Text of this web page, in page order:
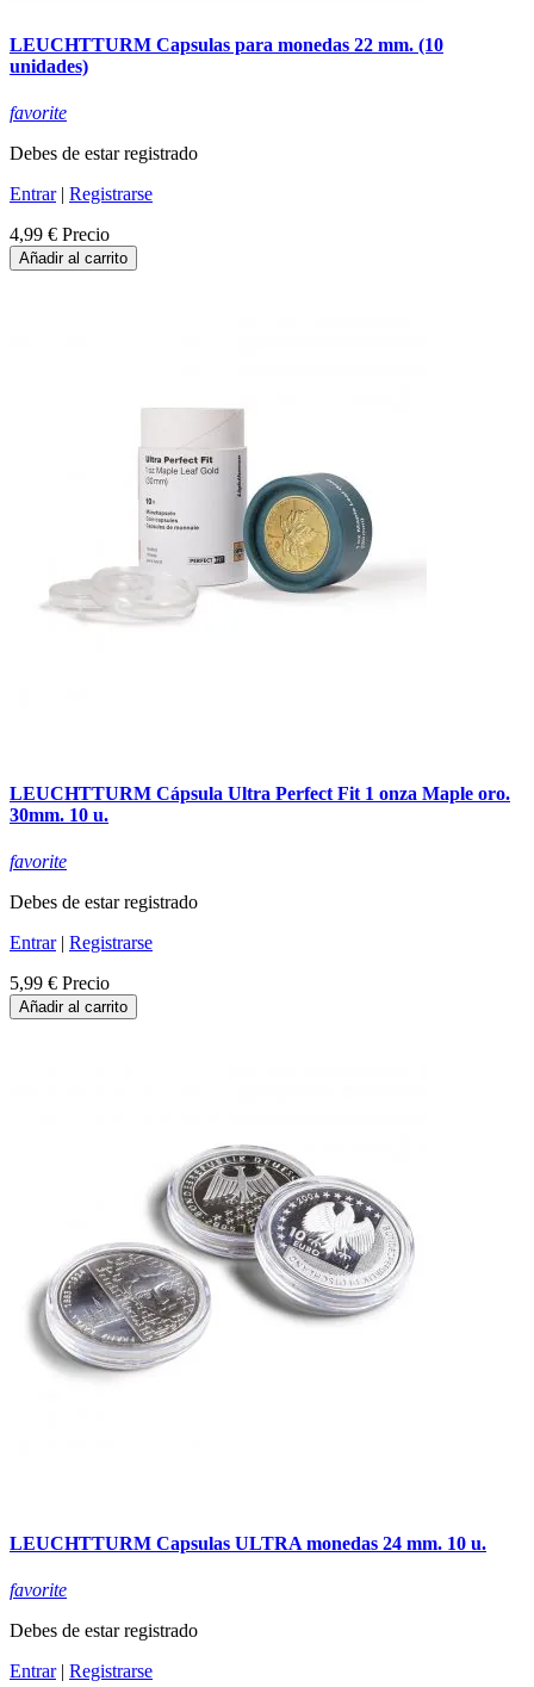
LEUCHTTURM Capsulas para monedas 22 mm. (10
unidades)
favorite
Debes de estar registrado
Entrar| Registrarse
4,99 € Precio
Añadir al carrito
LEUCHTTURM Cápsula Ultra Perfect Fit 1 onza Maple oro.
30mm. 10 u.
favorite
Debes de estar registrado
Entrar| Registrarse
5,99 € Precio
Añadir al carrito
LEUCHTTURM Capsulas ULTRA monedas 24 mm. 10 u.
favorite
Debes de estar registrado
Entrar| Registrarse